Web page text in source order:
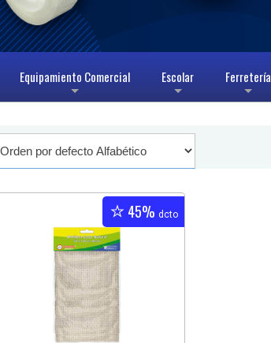
+
Equipamiento Comercial
+
Escolar
+
Ferretería
45% dcto